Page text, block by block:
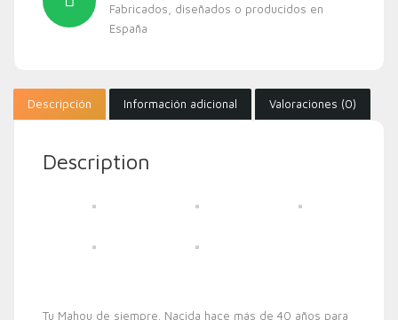
Fabricados, diseñados o producidos en
España
Descripción Información adicional Valoraciones (0)
Description
Tu Mahou de siempre. Nacida hace más de 40 años para